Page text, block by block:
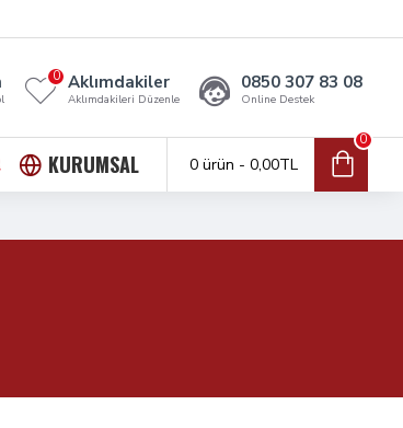
Aklımdakiler
Aklımdakileri Düzenle
0 0850 307 83 08
Online Destek
KURUMSAL 0 ürün - 0,00TL
0